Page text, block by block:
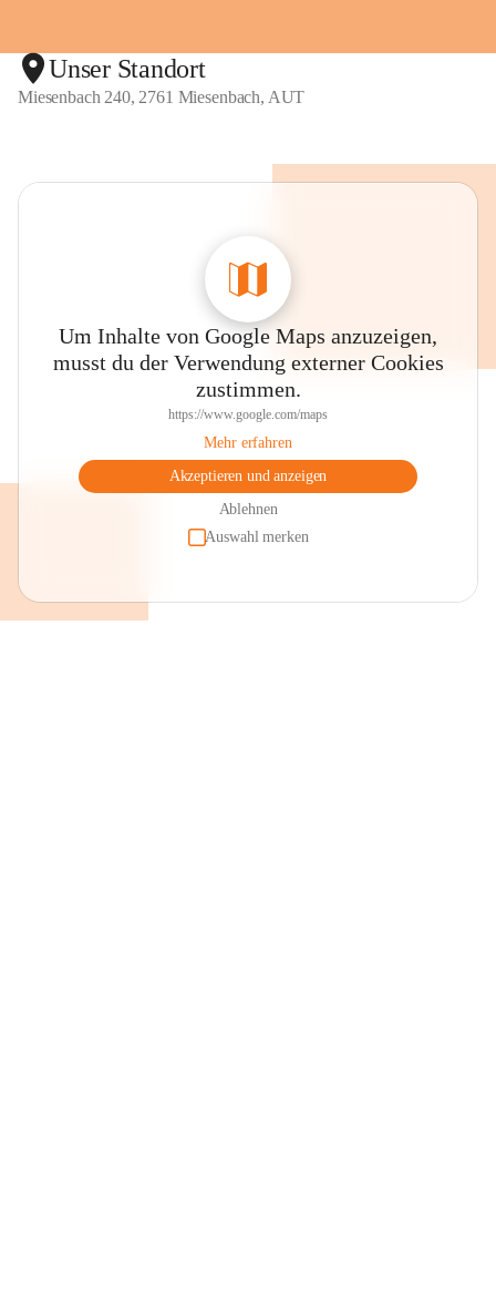
Unser Standort
Miesenbach 240, 2761 Miesenbach, AUT
Um Inhalte von Google Maps anzuzeigen,
musst du der Verwendung externer Cookies
zustimmen.
https://www.google.com/maps
Mehr erfahren
Akzeptieren und anzeigen
Ablehnen
Auswahl merken